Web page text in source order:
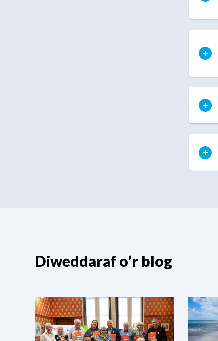
Diweddaraf o’r blog